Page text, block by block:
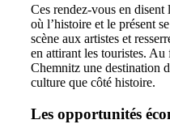
Ces rendez-vous en
où l’histoire et le présent
scène aux artistes et
en attirant les touristes. Au
Chemnitz une destination
culture que côté histoire.
Les opportunités